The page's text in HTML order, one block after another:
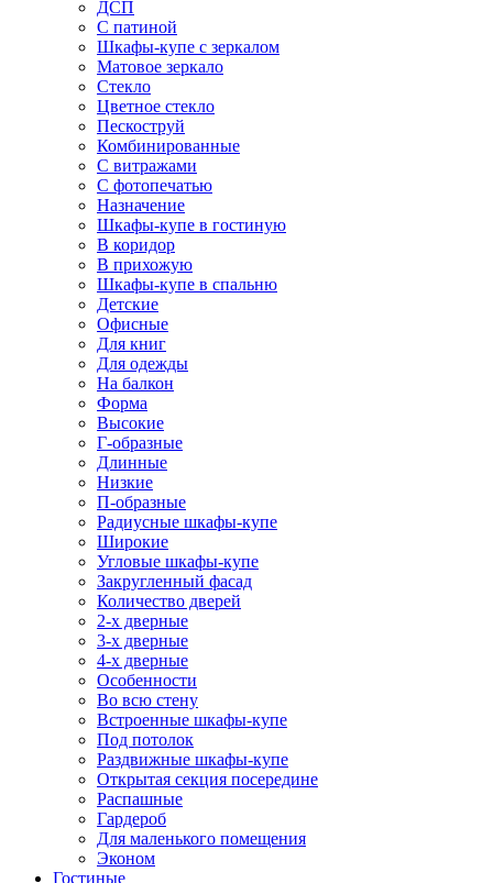
ДСП
С патиной
Шкафы-купе с зеркалом
Матовое зеркало
Стекло
Цветное стекло
Пескоструй
Комбинированные
С витражами
С фотопечатью
Назначение
Шкафы-купе в гостиную
В коридор
В прихожую
Шкафы-купе в спальню
Детские
Офисные
Для книг
Для одежды
На балкон
Форма
Высокие
Г-образные
Длинные
Низкие
П-образные
Радиусные шкафы-купе
Широкие
Угловые шкафы-купе
Закругленный фасад
Количество дверей
2-х дверные
3-х дверные
4-х дверные
Особенности
Во всю стену
Встроенные шкафы-купе
Под потолок
Раздвижные шкафы-купе
Открытая секция посередине
Распашные
Гардероб
Для маленького помещения
Эконом
Гостиные